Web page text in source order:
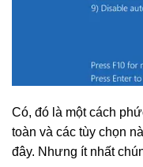
Có, đó là một cách
toàn và các tùy chọn
đây. Nhưng ít nhất